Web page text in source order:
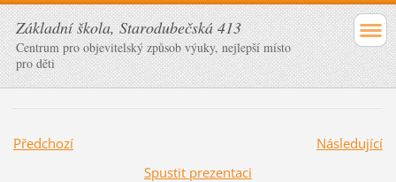
Základní škola, Starodubečská 413
Centrum pro objevitelský způsob výuky, nejlepší místo
pro děti
Předchozí
Následující
Spustit prezentaci